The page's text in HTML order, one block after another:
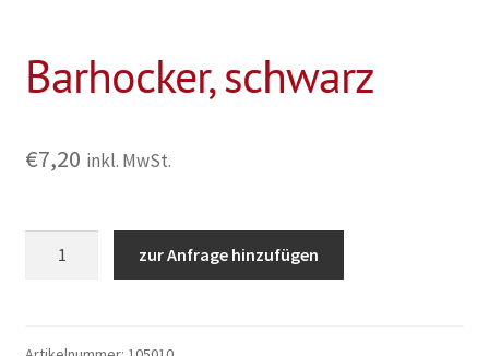
Barhocker, schwarz
€7,20 inkl. MwSt.
zur Anfrage hinzufügen